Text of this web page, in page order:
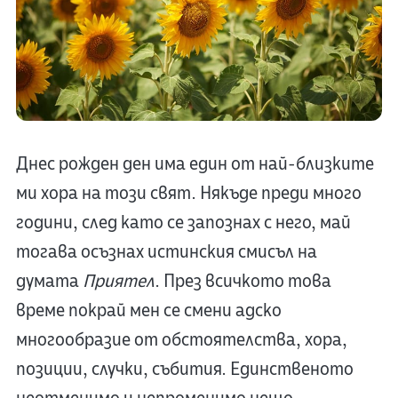
Днес рожден ден има един от най-близките
ми хора на този свят. Някъде преди много
години, след като се запознах с него, май
тогава осъзнах истинския смисъл на
думата Приятел. През всичкото това
време покрай мен се смени адско
многообразие от обстоятелства, хора,
позиции, случки, събития. Единственото